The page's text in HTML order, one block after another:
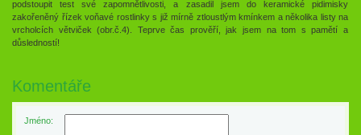
podstoupit test své zapomnětlivosti, a zasadil jsem do keramické pidimisky
zakořeněný řízek voňavé rostlinky s již mírně ztloustlým kmínkem a několika listy na
vrcholcích větviček (obr.č.4). Teprve čas prověří, jak jsem na tom s pamětí a
důsledností!
Komentáře
Jméno: